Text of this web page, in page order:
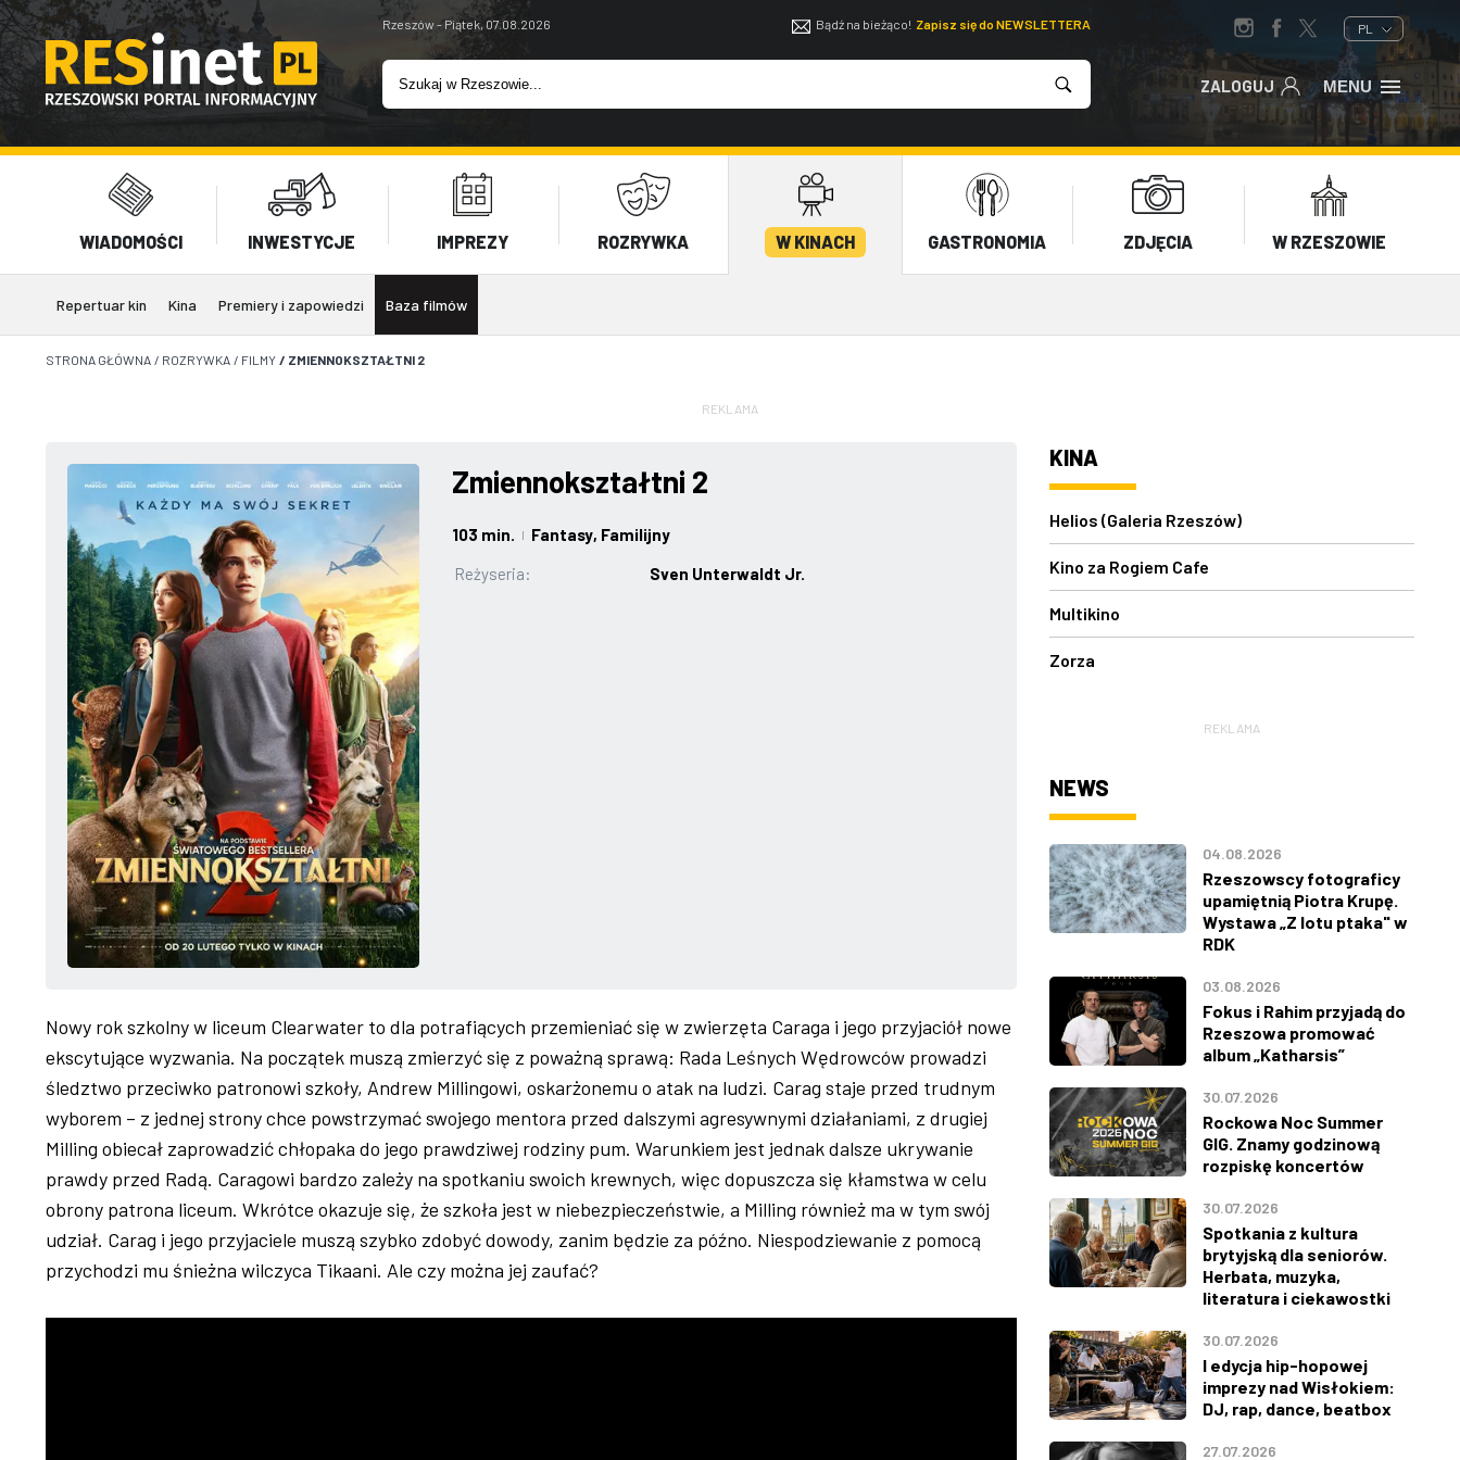
Rzeszów - Piątek, 07.08.2026 Bądź na bieżąco! Zapisz się do NEWSLETTERA PL
ZALOGUJ MENU
WIADOMOŚCI INWESTYCJE IMPREZY ROZRYWKA W KINACH GASTRONOMIA ZDJĘCIA W RZESZOWIE
Repertuar kin Kina Premiery i zapowiedzi Baza filmów
STRONA GŁÓWNA / ROZRYWKA / FILMY / ZMIENNOKSZTAŁTNI 2
REKLAMA
Zmiennokształtni 2
103 min. | Fantasy, Familijny
Reżyseria:
Sven Unterwaldt Jr.
Nowy rok szkolny w liceum Clearwater to dla potrafiących przemieniać się w zwierzęta Caraga i jego przyjaciół nowe
ekscytujące wyzwania. Na początek muszą zmierzyć się z poważną sprawą: Rada Leśnych Wędrowców prowadzi
śledztwo przeciwko patronowi szkoły, Andrew Millingowi, oskarżonemu o atak na ludzi. Carag staje przed trudnym
wyborem – z jednej strony chce powstrzymać swojego mentora przed dalszymi agresywnymi działaniami, z drugiej
Milling obiecał zaprowadzić chłopaka do jego prawdziwej rodziny pum. Warunkiem jest jednak dalsze ukrywanie
prawdy przed Radą. Caragowi bardzo zależy na spotkaniu swoich krewnych, więc dopuszcza się kłamstwa w celu
obrony patrona liceum. Wkrótce okazuje się, że szkoła jest w niebezpieczeństwie, a Milling również ma w tym swój
udział. Carag i jego przyjaciele muszą szybko zdobyć dowody, zanim będzie za późno. Niespodziewanie z pomocą
przychodzi mu śnieżna wilczyca Tikaani. Ale czy można jej zaufać?
KINA
Helios (Galeria Rzeszów)
Kino za Rogiem Cafe
Multikino
Zorza
REKLAMA
NEWS
04.08.2026
Rzeszowscy fotograficy
upamiętnią Piotra Krupę.
Wystawa „Z lotu ptaka" w
RDK
03.08.2026
Fokus i Rahim przyjadą do
Rzeszowa promować
album „Katharsis”
30.07.2026
Rockowa Noc Summer
GIG. Znamy godzinową
rozpiskę koncertów
30.07.2026
Spotkania z kultura
brytyjską dla seniorów.
Herbata, muzyka,
literatura i ciekawostki
30.07.2026
I edycja hip-hopowej
imprezy nad Wisłokiem:
DJ, rap, dance, beatbox
27.07.2026